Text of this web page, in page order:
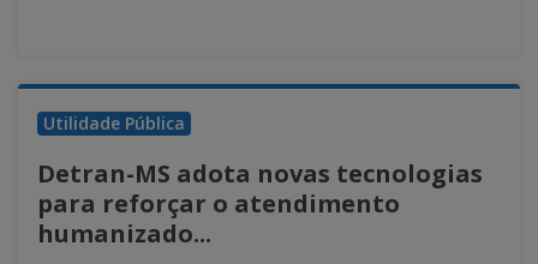
Utilidade Pública
Detran-MS adota novas tecnologias
para reforçar o atendimento
humanizado...